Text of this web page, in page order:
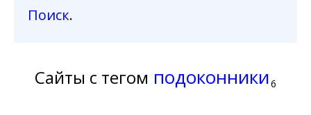
Поиск.
Сайты с тегом подоконники6